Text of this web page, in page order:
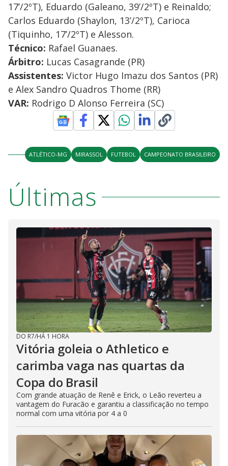
17’/2ºT), Eduardo (Galeano, 39’/2ºT) e Reinaldo;
Carlos Eduardo (Shaylon, 13’/2ºT), Carioca
(Tiquinho, 17’/2ºT) e Alesson.
Técnico: Rafael Guanaes.
Árbitro: Lucas Casagrande (PR)
Assistentes: Victor Hugo Imazu dos Santos (PR)
e Alex Sandro Quadros Thome (RR)
VAR: Rodrigo D Alonso Ferreira (SC)
ATLÉTICO-MG MIRASSOL FUTEBOL CAMPEONATO BRASILEIRO
Últimas
DO R7/HÁ 1 HORA
Vitória goleia o Athletico e
carimba vaga nas quartas da
Copa do Brasil
Com grande atuação de Renê e Erick, o Leão reverteu a
vantagem do Furacão e garantiu a classificação no tempo
normal com uma vitória por 4 a 0